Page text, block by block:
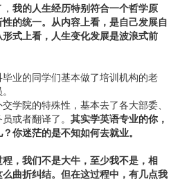
我的人生经历特别符合一个哲学原
的统一。从内容上看，是自己发展自
式上看，人生变化发展是波浪式前
业的同学们基本做了培训机构的老
学院的特殊性，基本去了各大部委、
或者翻译了。 其实学英语专业的你，
你迷茫的是不知如何去就业。
，我们不是大牛，至少我不是，相
曲折纠结。但在这过程中，有几点我